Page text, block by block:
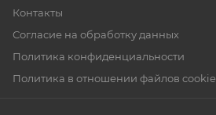
Контакты
Согласие на обработку данных
Политика конфиденциальности
Политика в отношении файлов cookie